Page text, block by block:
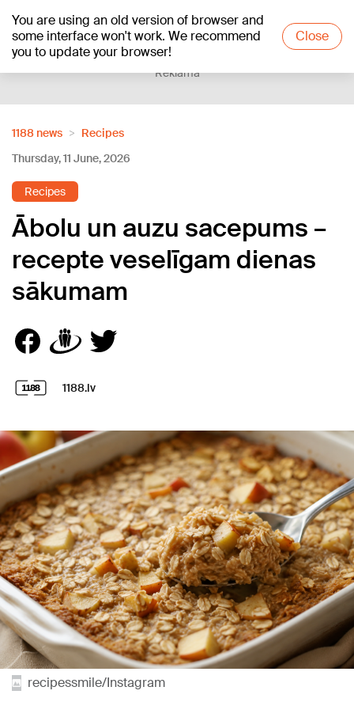
You are using an old version of browser and
some interface won't work. We recommend
you to update your browser!
Close
+15°C
Reklāma
1188 news
Recipes
Thursday, 11 June, 2026
Recipes
Ābolu un auzu sacepums –
recepte veselīgam dienas
sākumam
1188.lv
recipessmile/Instagram